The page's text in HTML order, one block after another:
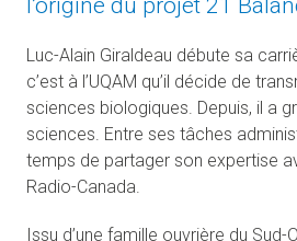
Luc-Alain Giraldeau débute sa
c’est à l’UQAM qu’il décide de
sciences biologiques. Depuis, il a
sciences. Entre ses tâches
temps de partager son expertise
Radio-Canada.
Issu d’une famille ouvrière du